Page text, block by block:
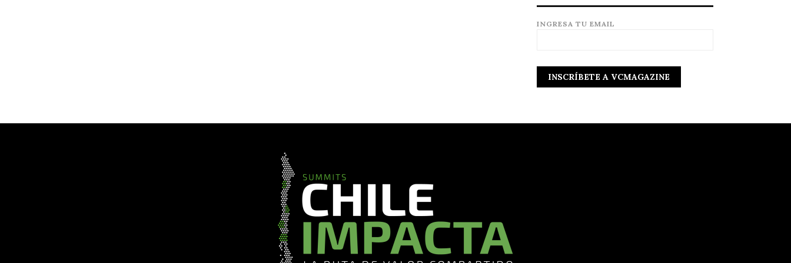
INGRESA TU EMAIL